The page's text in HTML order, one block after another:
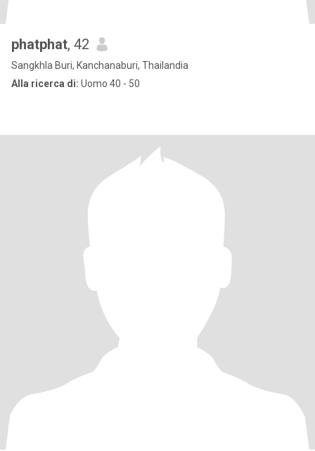
phatphat, 42
Sangkhla Buri, Kanchanaburi, Thailandia
Alla ricerca di: Uomo 40 - 50